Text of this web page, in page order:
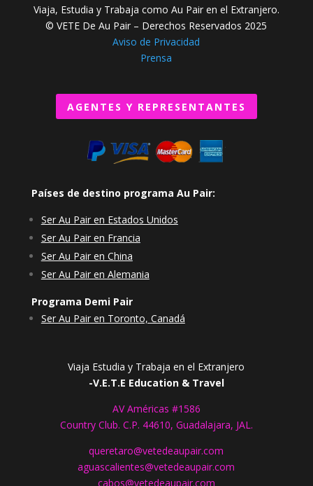
Viaja, Estudia y Trabaja como Au Pair en el Extranjero.
© VETE De Au Pair – Derechos Reservados 2025
Aviso de Privacidad
Prensa
AGENTES Y REPRESENTANTES
Países de destino programa Au Pair:
Ser Au Pair en Estados Unidos
Ser Au Pair en Francia
Ser Au Pair en China
Ser Au Pair en Alemania
Programa Demi Pair
Ser Au Pair en Toronto, Canadá
Viaja Estudia y Trabaja en el Extranjero
-V.E.T.E Education & Travel
AV Américas #1586
Country Club. C.P. 44610, Guadalajara, JAL.
queretaro@vetedeaupair.com
aguascalientes@vetedeaupair.com
cabos@vetedeaupair.com